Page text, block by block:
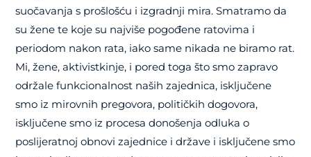
suočavanja s prošlošću i izgradnji mira. Smatramo da
su žene te koje su najviše pogođene ratovima i
periodom nakon rata, iako same nikada ne biramo rat.
Mi, žene, aktivistkinje, i pored toga što smo zapravo
održale funkcionalnost naših zajednica, isključene
smo iz mirovnih pregovora, političkih dogovora,
isključene smo iz procesa donošenja odluka o
poslijeratnoj obnovi zajednice i države i isključene smo